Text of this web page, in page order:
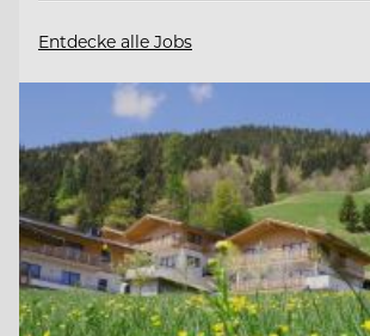
Entdecke alle Jobs